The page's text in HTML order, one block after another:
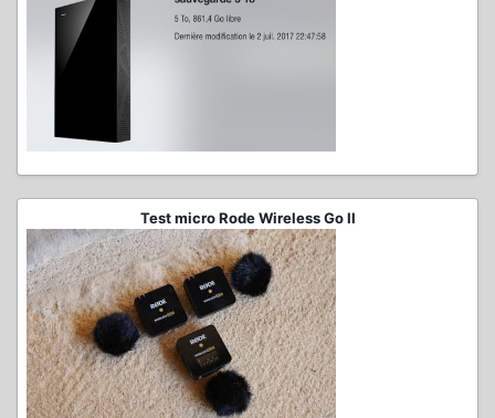
Test micro Rode Wireless Go II